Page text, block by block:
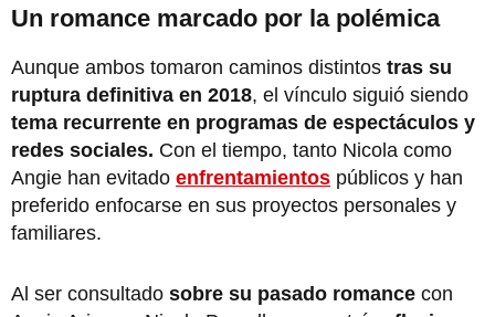
Un romance marcado por la polémica
Aunque ambos tomaron caminos distintos tras su
ruptura definitiva en 2018, el vínculo siguió siendo
tema recurrente en programas de espectáculos y
redes sociales. Con el tiempo, tanto Nicola como
Angie han evitado enfrentamientos públicos y han
preferido enfocarse en sus proyectos personales y
familiares.
Al ser consultado sobre su pasado romance con